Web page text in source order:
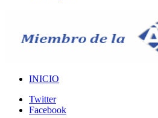
INICIO
Twitter
Facebook